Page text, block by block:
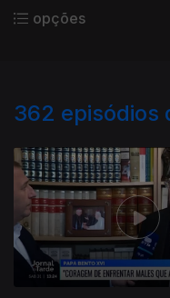
opções
362 episódios